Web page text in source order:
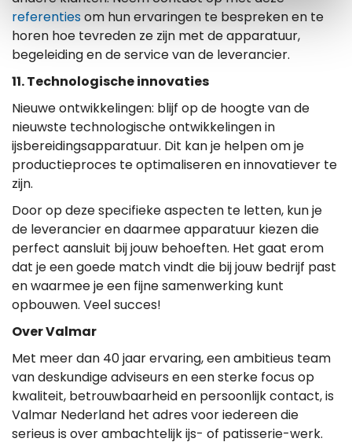
referenties om hun ervaringen te bespreken en te
horen hoe tevreden ze zijn met de apparatuur,
begeleiding en de service van de leverancier.
11. Technologische innovaties
Nieuwe ontwikkelingen: blijf op de hoogte van de
nieuwste technologische ontwikkelingen in
ijsbereidingsapparatuur. Dit kan je helpen om je
productieproces te optimaliseren en innovatiever te
zijn.
Door op deze specifieke aspecten te letten, kun je
de leverancier en daarmee apparatuur kiezen die
perfect aansluit bij jouw behoeften. Het gaat erom
dat je een goede match vindt die bij jouw bedrijf past
en waarmee je een fijne samenwerking kunt
opbouwen. Veel succes!
Over Valmar
Met meer dan 40 jaar ervaring, een ambitieus team
van deskundige adviseurs en een sterke focus op
kwaliteit, betrouwbaarheid en persoonlijk contact, is
Valmar Nederland het adres voor iedereen die
serieus is over ambachtelijk ijs- of patisserie-werk.